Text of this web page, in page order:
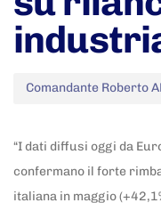
Comandante Roberto
“I dati diffusi oggi da
confermano il forte
italiana in maggio